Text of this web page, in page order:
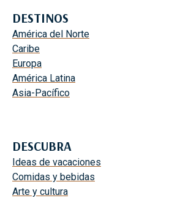
DESTINOS
América del Norte
Caribe
Europa
América Latina
Asia-Pacífico
DESCUBRA
Ideas de vacaciones
Comidas y bebidas
Arte y cultura